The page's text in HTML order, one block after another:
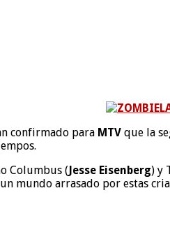
confirmado para MTV que la
Columbus (Jesse Eisenberg) y
mundo arrasado por estas